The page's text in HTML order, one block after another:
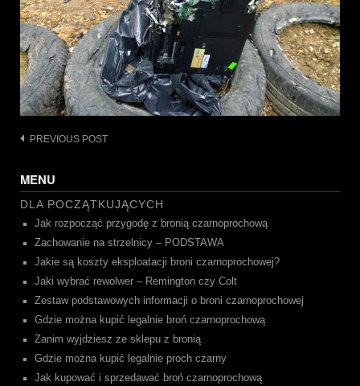
Post
PREVIOUS POST
MENU
DLA POCZĄTKUJĄCYCH
Jak rozpocząć przygodę z bronią czarnoprochową
Zachowanie na strzelnicy – PODSTAWA
Jakie są koszty eksploatacji broni czarnoprochowej?
Jaki wybrać rewolwer – Remington czy Colt
Zestaw podstawowych informacji o broni czarnoprochowej
Gdzie można kupić legalnie broń czarnoprochową
Zanim wyjdziesz ze sklepu z bronią
Gdzie można kupić legalnie proch czarny
Jak kupować i sprzedawać broń czarnoprochową